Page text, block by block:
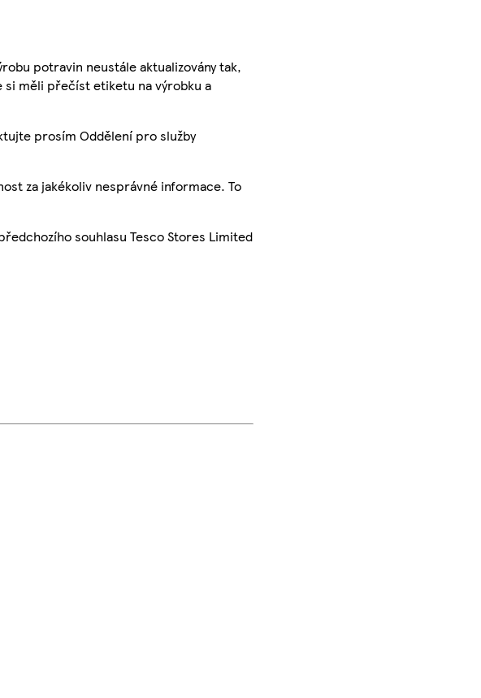
potravin neustále aktualizovány tak,
si měli přečíst etiketu na výrobku a
prosím Oddělení pro služby
za jakékoliv nesprávné informace. To
souhlasu Tesco Stores Limited